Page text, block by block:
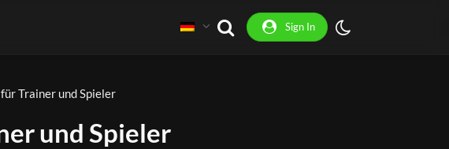
Sign In
Trainer und Spieler
und Spieler